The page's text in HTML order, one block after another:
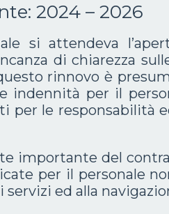
2024 – 2026
si attendeva
di chiarezza
rinnovo è
indennità per il
per le responsabilità
importante del
per il personale
ed alla